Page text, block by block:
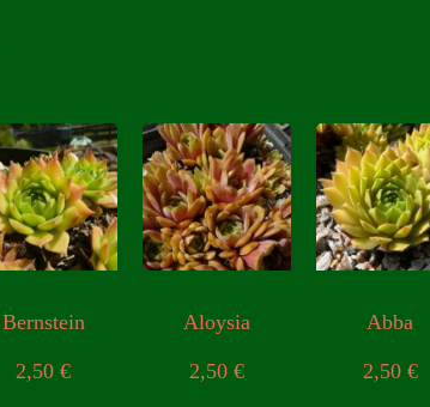
Bernstein
2,50€
Aloysia
2,50€
Abba
2,50 €